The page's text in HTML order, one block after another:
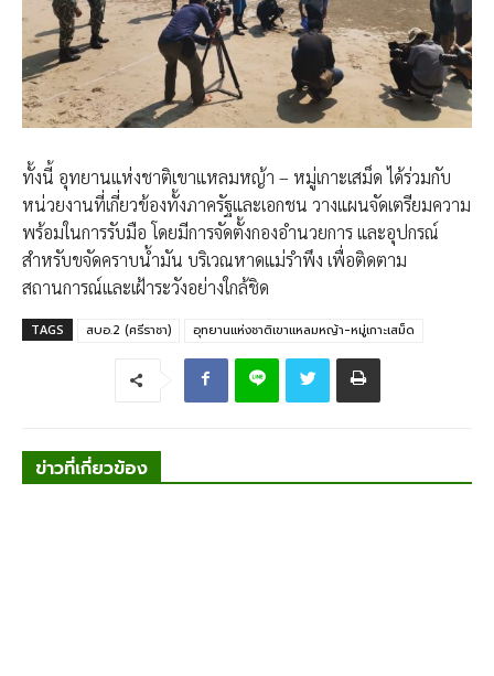
ทั้งนี้ อุทยานแห่งชาติเขาแหลมหญ้า – หมู่เกาะเสม็ด ได้ร่วมกับ
หน่วยงานที่เกี่ยวข้องทั้งภาครัฐและเอกชน วางแผนจัดเตรียมความ
พร้อมในการรับมือ โดยมีการจัดตั้งกองอำนวยการ และอุปกรณ์
สำหรับขจัดคราบน้ำมัน บริเวณหาดแม่รำพึง เพื่อติดตาม
สถานการณ์และเฝ้าระวังอย่างใกล้ชิด
TAGS สบอ.2 (ศรีราชา) อุทยานแห่งชาติเขาแหลมหญ้า-หมู่เกาะเสม็ด
ข่าวที่เกี่ยวข้อง